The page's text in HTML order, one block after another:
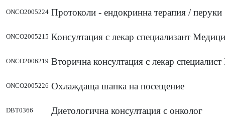
ONCO2005224 Протоколи - ендокринна терапия / перуки
ONCO2005215 Консултация с лекар специализант
ONCO2006219 Вторична консултация с лекар
ONCO2005226 Охлаждаща шапка на посещение
DBT0366 Диетологична консултация с онколог